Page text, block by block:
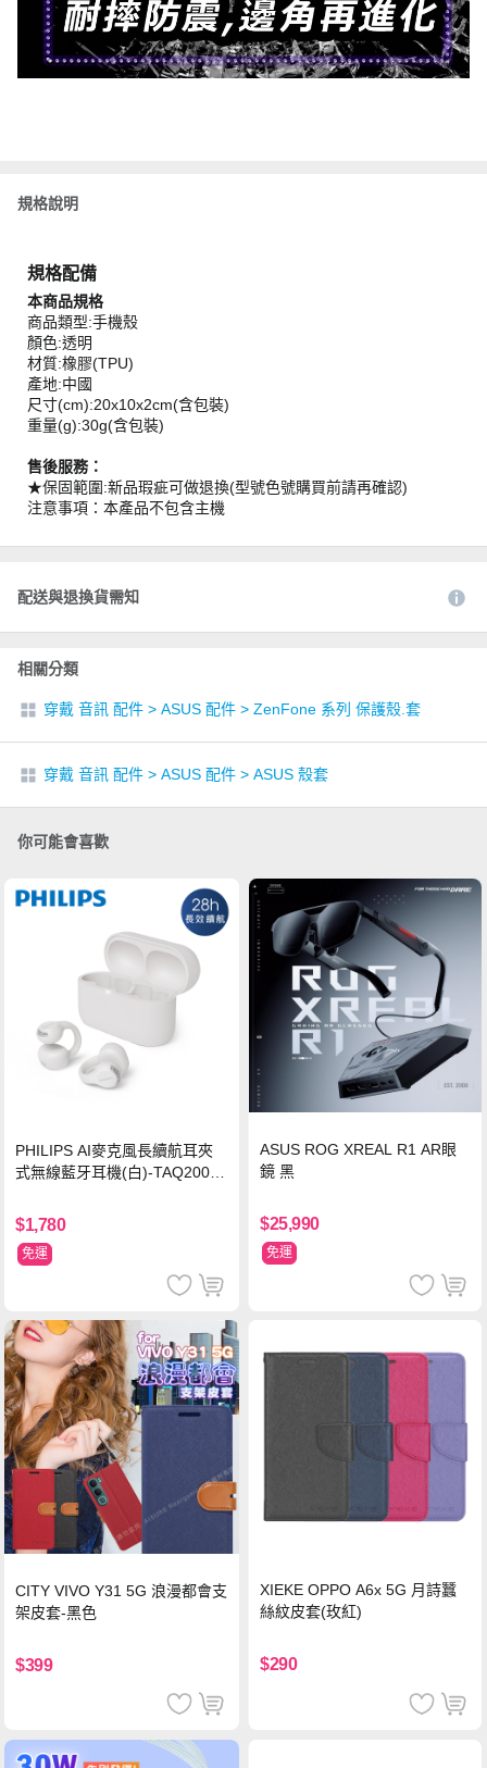
規格說明
規格配備
本商品規格
商品類型:手機殼
顏色:透明
材質:橡膠(TPU)
產地:中國
尺寸(cm):20x10x2cm(含包裝)
重量(g):30g(含包裝)
售後服務：
★保固範圍:新品瑕疵可做退換(型號色號購買前請再確認)
注意事項：本產品不包含主機
配送與退換貨需知
相關分類
穿戴 音訊 配件 > ASUS 配件 > ZenFone 系列 保護殼.套
穿戴 音訊 配件 > ASUS 配件 > ASUS 殼套
你可能會喜歡
PHILIPS AI麥克風長續航耳夾
式無線藍牙耳機(白)-TAQ2000
$1,780
免運
ASUS ROG XREAL R1 AR眼
鏡 黑
$25,990
免運
CITY VIVO Y31 5G 浪漫都會支
架皮套-黑色
$399
XIEKE OPPO A6x 5G 月詩蠶
絲紋皮套(玫紅)
$290